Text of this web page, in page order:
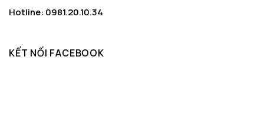
Hotline: 0981.20.10.34
KẾT NỐI FACEBOOK